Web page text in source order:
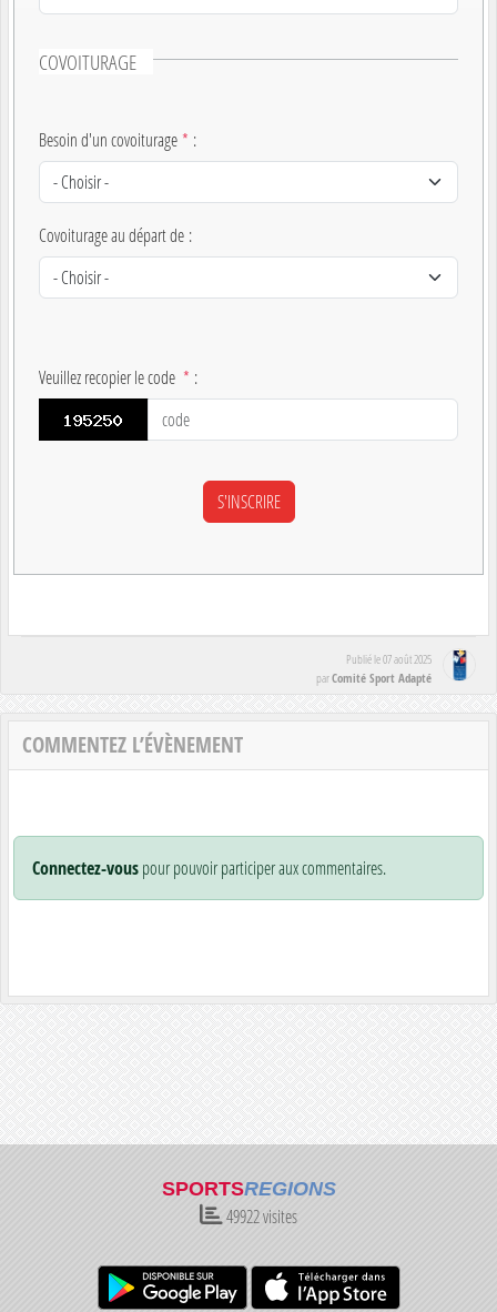
COVOITURAGE
Besoin d'un covoiturage* :
Covoiturage au départ de :
Veuillez recopier le code * :
Publié le07 août 2025
parComité Sport Adapté
COMMENTEZ L’ÉVÈNEMENT
Connectez-vouspour pouvoir participer aux commentaires.
SPORTSREGIONS
49922visites